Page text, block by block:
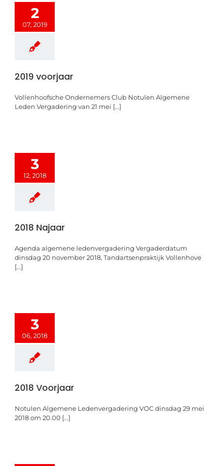
2
07, 2019
2019 voorjaar
Vollenhoofsche Ondernemers Club Notulen Algemene
Leden Vergadering van 21 mei [...]
3
12, 2018
2018 Najaar
Agenda algemene ledenvergadering Vergaderdatum
dinsdag 20 november 2018, Tandartsenpraktijk Vollenhove
[...]
3
06, 2018
2018 Voorjaar
Notulen Algemene Ledenvergadering VOC dinsdag 29 mei
2018 om 20.00 [...]